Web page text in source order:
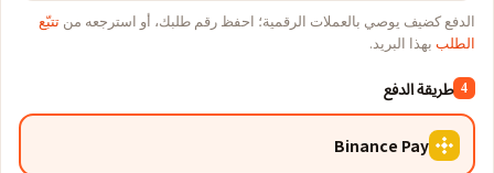
الدفع كضيف يوصي بالعملات الرقمية؛ احفظ رقم طلبك، أو استرجعه من تتبّع
الطلب بهذا البريد.
4 طريقة الدفع
Binance Pay